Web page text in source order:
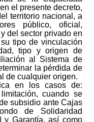
el presente decreto,
territorio nacional, a
público, oficial,
del sector privado en
tipo de vinculación
tipo y origen de
al Sistema de
la pérdida de
de cualquier origen.
en los casos de:
cuando se
subsidio ante Cajas
de Solidaridad
y Garantía, así como